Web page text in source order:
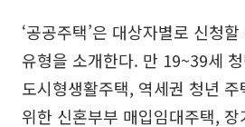
‘공공주택’은 대상자별로 신청
유형을 소개한다. 만 19~39세
도시형생활주택, 역세권 청년
위한 신혼부부 매입임대주택,